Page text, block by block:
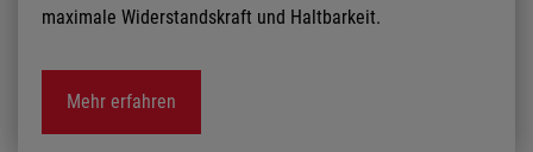
maximale Widerstandskraft und Haltbarkeit.
Mehr erfahren